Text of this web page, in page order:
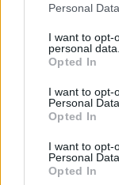
Please note that
not limited to
grant or deny
use your data for
consent section.
Personal
I want to opt-
personal data.
Opted In
I want to opt-
Personal Data.
Opted In
I want to opt-
Personal
Opted In
métricas como
sitio y el costo
indicadores te
realizar ajustes
llevar a cabo
oportunidades
tu estrategia